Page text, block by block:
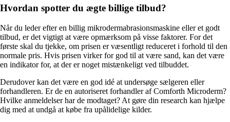
Hvordan spotter du ægte billige tilbud?
Når du leder efter en billig mikrodermabrasionsmaskine eller et godt
tilbud, er det vigtigt at være opmærksom på visse faktorer. For det
første skal du tjekke, om prisen er væsentligt reduceret i forhold til den
normale pris. Hvis prisen virker for god til at være sand, kan det være
en indikator for, at der er noget mistænkeligt ved tilbuddet.
Derudover kan det være en god idé at undersøge sælgeren eller
forhandleren. Er de en autoriseret forhandler af Comforth Microderm?
Hvilke anmeldelser har de modtaget? At gøre din research kan hjælpe
dig med at undgå at købe fra upålidelige kilder.